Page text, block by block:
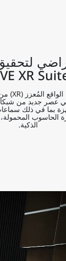
XR
عصر جديد من شبكات
المحمولة،
الذكية.